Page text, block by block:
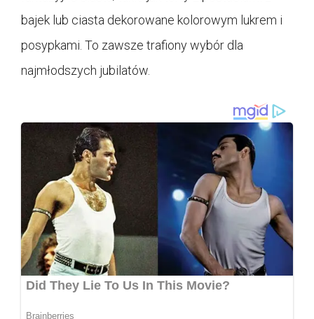
bajek lub ciasta dekorowane kolorowym lukrem i
posypkami. To zawsze trafiony wybór dla
najmłodszych jubilatów.